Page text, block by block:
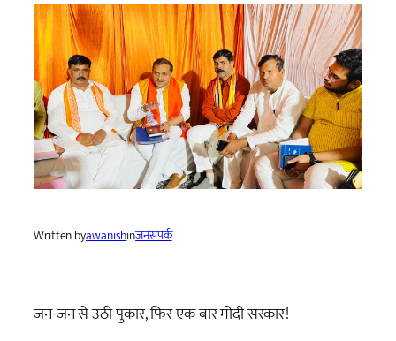
Written byawanishinजनसंपर्क
जन-जन से उठी पुकार, फिर एक बार मोदी सरकार!